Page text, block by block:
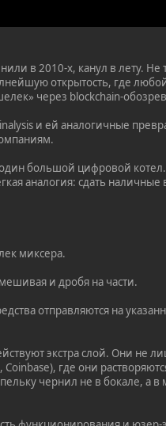
в 2010-х, канул в лету.
открытость, где
через blockchain-
и ей аналогичные
большой цифровой
аналогия: сдать
миксера.
и дробя на части.
отправляются на
экстра слой. Они
где они
чернил не в бокале, а